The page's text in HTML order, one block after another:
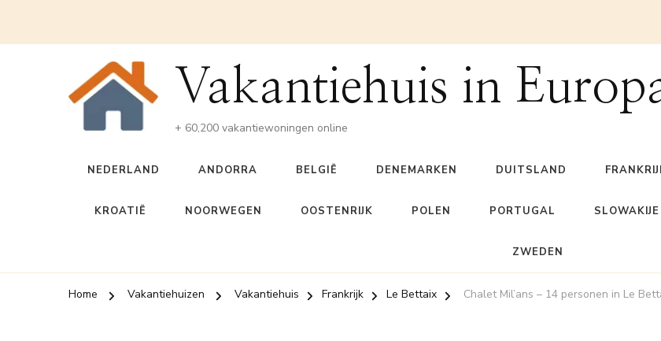
Vakantiehuis in
+ 60,200 vakantiewoningen online
NEDERLAND ANDORRA BELGIË DENEMARKEN DUITSLAND
KROATIË NOORWEGEN OOSTENRIJK POLEN PORTUGAL SLOWAKIJE
ZWEDEN
Home Vakantiehuizen Vakantiehuis Frankrijk Le Bettaix Chalet Mil’ans – 14 personen in Le